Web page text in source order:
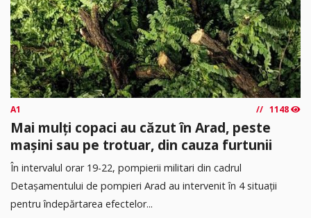
A1 1148
Mai mulți copaci au căzut în Arad, peste
mașini sau pe trotuar, din cauza furtunii
În intervalul orar 19-22, pompierii militari din cadrul
Detașamentului de pompieri Arad au intervenit în 4 situații
pentru îndepărtarea efectelor...